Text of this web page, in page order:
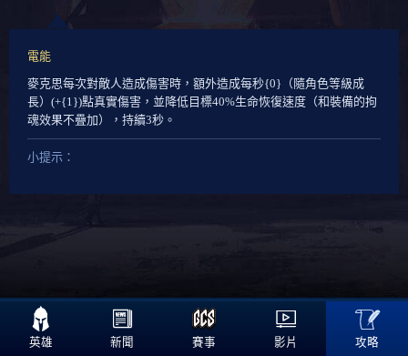
電能
麥克思每次對敵人造成傷害時，額外造成每秒{0} （隨角色等級成
長） (+{1})點真實傷害，並降低目標40%生命恢復速度 （和裝備的拘
魂效果不疊加），持續3秒。
小提示：
英雄 新聞 賽事 影片

攻略